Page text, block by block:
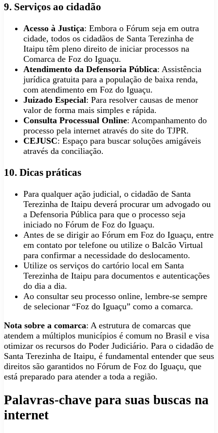
9. Serviços ao cidadão
Acesso à Justiça: Embora o Fórum seja em outra
cidade, todos os cidadãos de Santa Terezinha de
Itaipu têm pleno direito de iniciar processos na
Comarca de Foz do Iguaçu.
Atendimento da Defensoria Pública: Assistência
jurídica gratuita para a população de baixa renda,
com atendimento em Foz do Iguaçu.
Juizado Especial: Para resolver causas de menor
valor de forma mais simples e rápida.
Consulta Processual Online: Acompanhamento do
processo pela internet através do site do TJPR.
CEJUSC: Espaço para buscar soluções amigáveis
através da conciliação.
10. Dicas práticas
Para qualquer ação judicial, o cidadão de Santa
Terezinha de Itaipu deverá procurar um advogado ou
a Defensoria Pública para que o processo seja
iniciado no Fórum de Foz do Iguaçu.
Antes de se dirigir ao Fórum em Foz do Iguaçu, entre
em contato por telefone ou utilize o Balcão Virtual
para confirmar a necessidade do deslocamento.
Utilize os serviços do cartório local em Santa
Terezinha de Itaipu para documentos e autenticações
do dia a dia.
Ao consultar seu processo online, lembre-se sempre
de selecionar “Foz do Iguaçu” como a comarca.
Nota sobre a comarca: A estrutura de comarcas que
atendem a múltiplos municípios é comum no Brasil e visa
otimizar os recursos do Poder Judiciário. Para o cidadão de
Santa Terezinha de Itaipu, é fundamental entender que seus
direitos são garantidos no Fórum de Foz do Iguaçu, que
está preparado para atender a toda a região.
Palavras-chave para suas buscas na
internet